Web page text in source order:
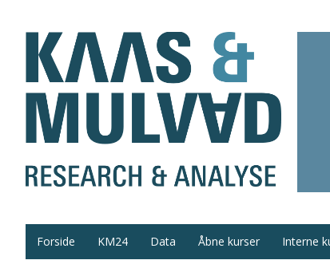
Forside KM24 Data Åbne kurser Interne